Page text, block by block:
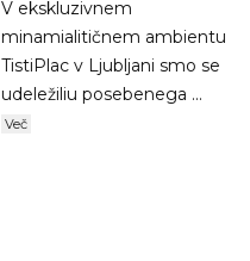
V ekskluzivnem
minamialitičnem ambientu
TistiPlac v Ljubljani smo se
udeležiliu posebenega ...
Več